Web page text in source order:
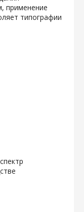
применение
типографии